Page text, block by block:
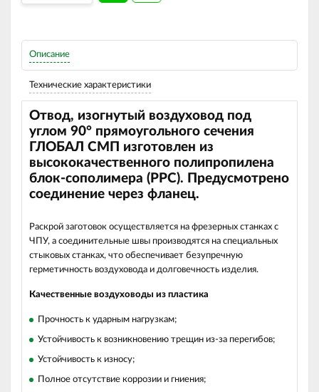
Описание
Технические характеристики
Отвод, изогнутый воздуховод под
углом 90° прямоугольного сечения
ГЛОБАЛ СМП изготовлен из
высококачественного полипропилена
блок-сополимера (РРС). Предусмотрено
соединение через фланец.
Раскрой заготовок осуществляется на фрезерных станках с
ЧПУ, а соединительные швы производятся на специальных
стыковых станках, что обеспечивает безупречную
герметичность воздуховода и долговечность изделия.
Качественные воздуховоды из пластика
Прочность к ударным нагрузкам;
Устойчивость к возникновению трещин из-за перегибов;
Устойчивость к износу;
Полное отсутствие коррозии и гниения;